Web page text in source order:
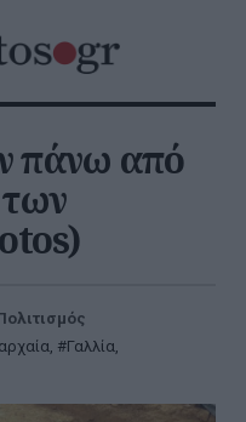
πάνω από
των
αρχαία, Γαλλία,